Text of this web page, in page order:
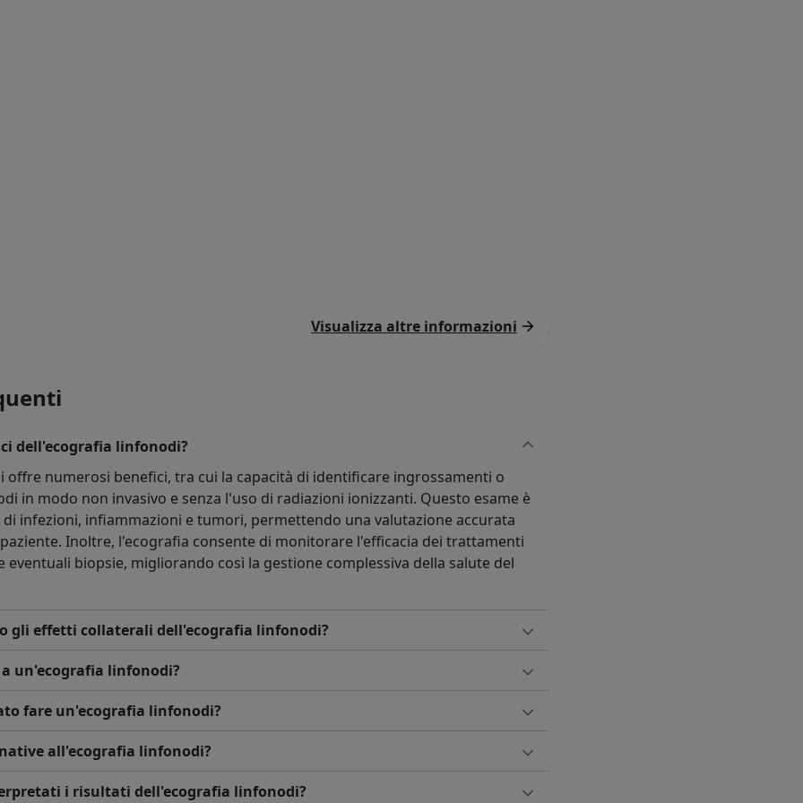
Visualizza altre informazioni
dell'ecografia linfonodi?
offre numerosi benefici, tra cui la capacità di identificare ingrossamenti o
in modo non invasivo e senza l'uso di radiazioni ionizzanti. Questo esame è
infezioni, infiammazioni e tumori, permettendo una valutazione accurata
Inoltre, l'ecografia consente di monitorare l'efficacia dei trattamenti
eventuali biopsie, migliorando così la gestione complessiva della salute del
gli effetti collaterali dell'ecografia linfonodi?
un'ecografia linfonodi?
fare un'ecografia linfonodi?
all'ecografia linfonodi?
i risultati dell'ecografia linfonodi?